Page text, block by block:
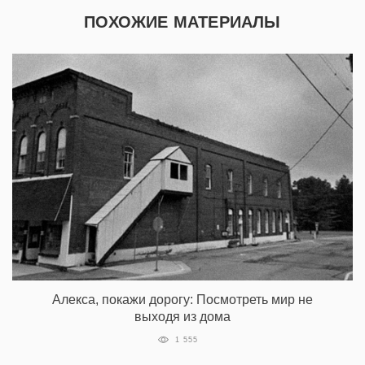
ПОХОЖИЕ МАТЕРИАЛЫ
Алекса, покажи дорогу: Посмотреть мир не
выходя из дома
1 555